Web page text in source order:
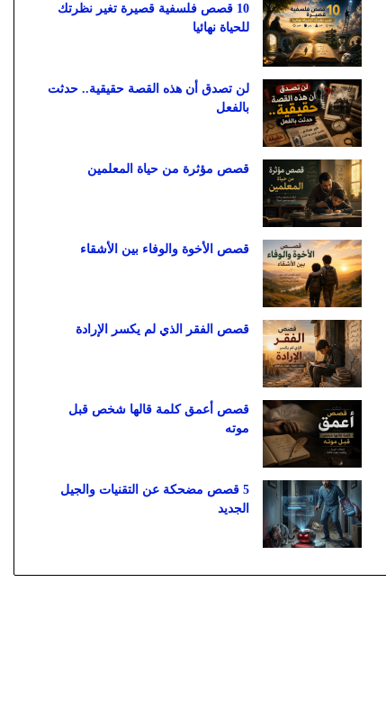
10 قصص فلسفية قصيرة تغير نظرتك
للحياة نهائيا
لن تصدق أن هذه القصة حقيقية.. حدثت
بالفعل
قصص مؤثرة من حياة المعلمين
قصص الأخوة والوفاء بين الأشقاء
قصص الفقر الذي لم يكسر الإرادة
قصص أعمق كلمة قالها شخص قبل
موته
5 قصص مضحكة عن التقنيات والجيل
الجديد